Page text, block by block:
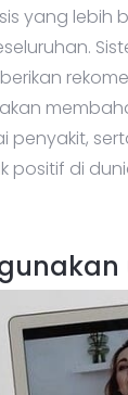
yang lebih
penyakit,
positif di